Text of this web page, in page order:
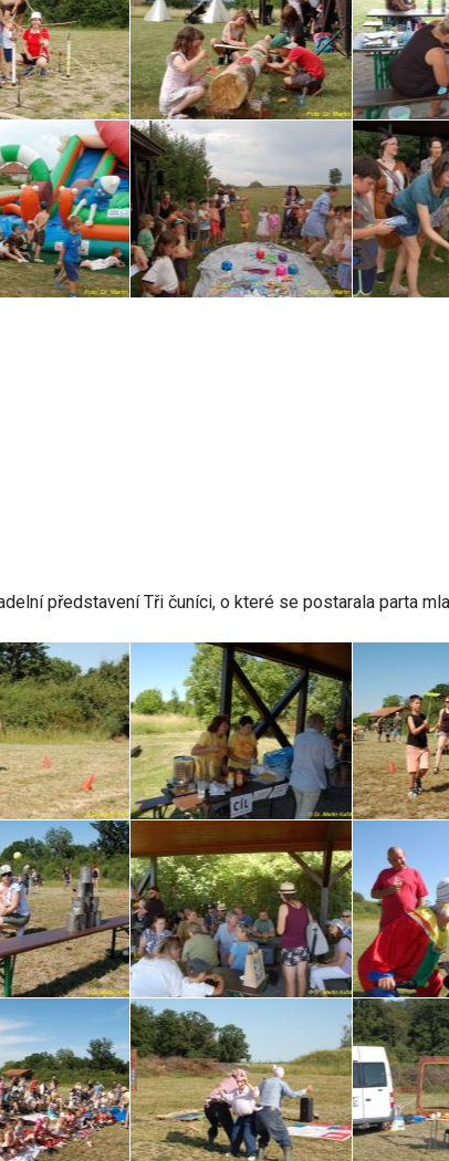
představení Tři čuníci, o které se postarala parta